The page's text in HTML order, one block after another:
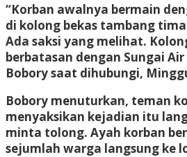
“Korban awalnya bermain
di kolong bekas tambang
Ada saksi yang melihat.
berbatasan dengan Sungai
Bobory saat dihubungi,
Bobory menuturkan, teman
menyaksikan kejadian itu
minta tolong. Ayah korban
sejumlah warga langsung ke